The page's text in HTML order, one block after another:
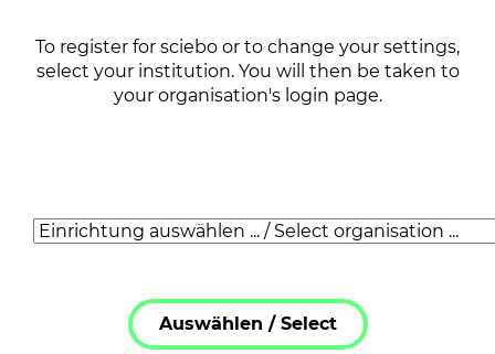
To register for sciebo or to change your settings,
select your institution. You will then be taken to
your organisation's login page.
Auswählen / Select